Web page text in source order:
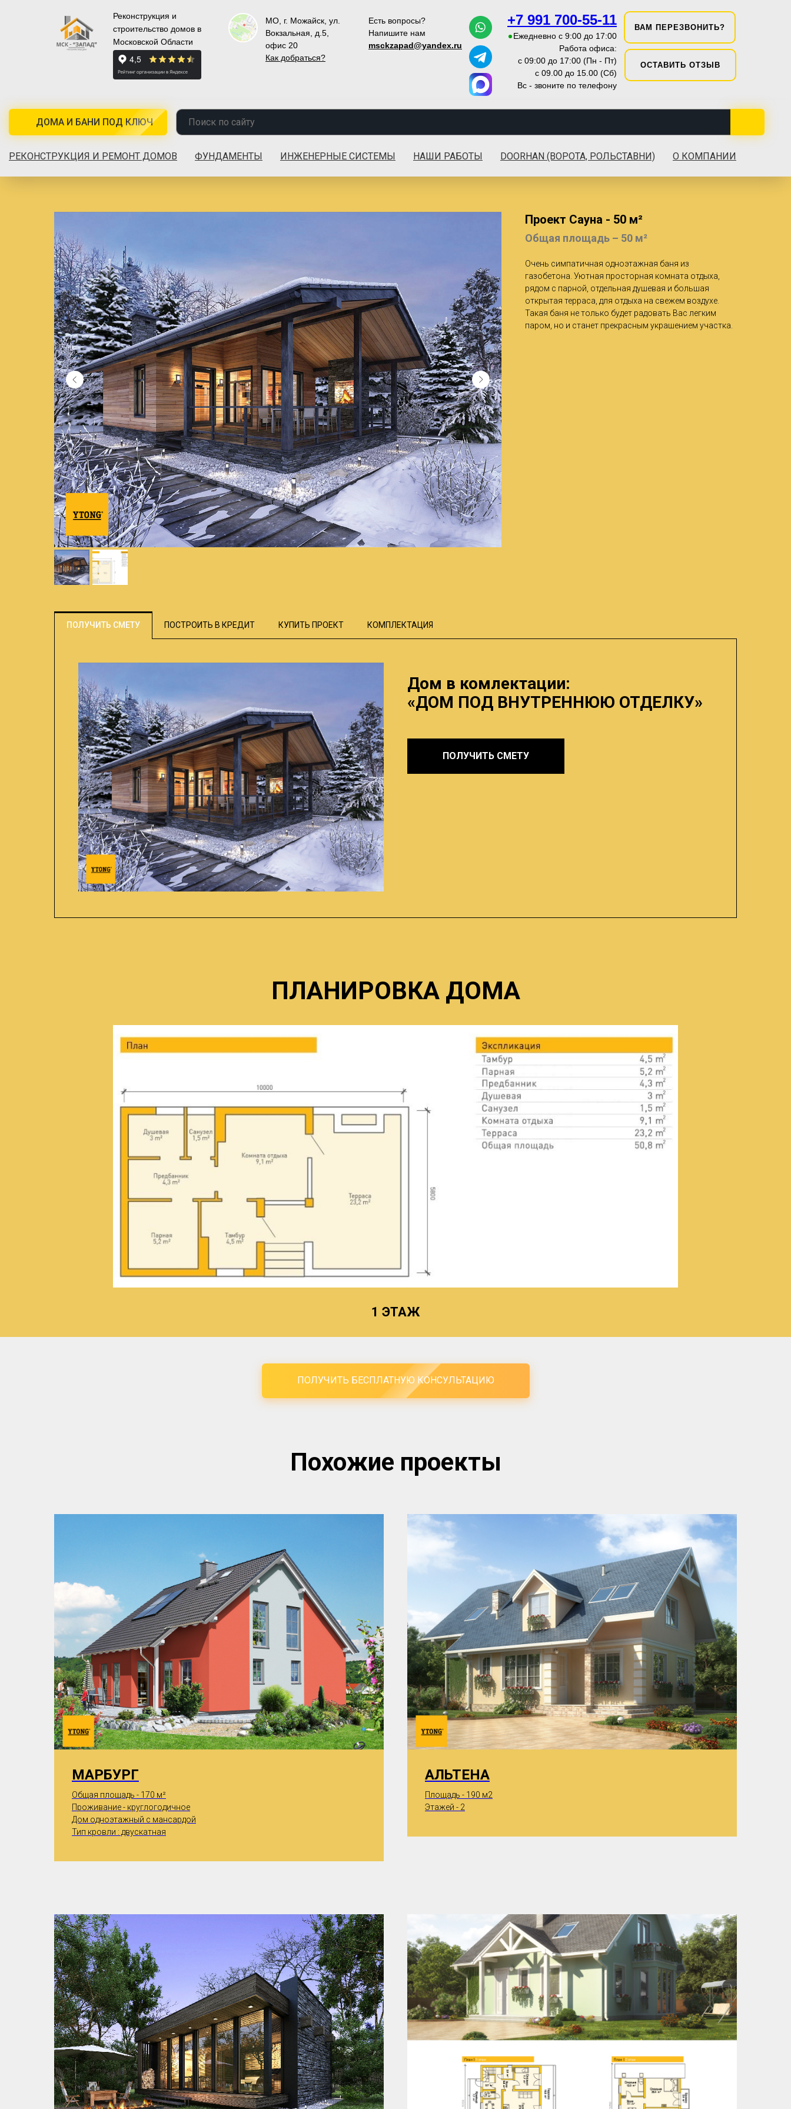
+7 991 700-55-11
Ежедневно с 9:00 до 17:00
Работа офиса:
с 09:00 до 17:00 (Пн - Пт)
с 09.00 до 15.00 (Сб)
Вс - звоните по телефону
Реконструкция и
строительство домов в
Московской Области
МО, г. Можайск, ул.
Вокзальная, д.5,
офис 20
Как добраться?
ВАМ ПЕРЕЗВОНИТЬ?
Есть вопросы?
Напишите нам
msckzapad@yandex.ru
ОСТАВИТЬ ОТЗЫВ
ДОМА И БАНИ ПОД КЛЮЧ
РЕКОНСТРУКЦИЯ И РЕМОНТ ДОМОВ ФУНДАМЕНТЫ ИНЖЕНЕРНЫЕ СИСТЕМЫ НАШИ РАБОТЫ DOORHAN (ВОРОТА, РОЛЬСТАВНИ) О КОМПАНИИ
Проект Сауна - 50 м²
Общая площадь – 50 м²
Очень симпатичная одноэтажная баня из
газобетона. Уютная просторная комната отдыха,
рядом с парной, отдельная душевая и большая
открытая терраса, для отдыха на свежем воздухе.
Такая баня не только будет радовать Вас легким
паром, но и станет прекрасным украшением участка.
ПОЛУЧИТЬ СМЕТУ ПОСТРОИТЬ В КРЕДИТ КУПИТЬ ПРОЕКТ КОМПЛЕКТАЦИЯ
Дом в комлектации:
«ДОМ ПОД ВНУТРЕННЮЮ ОТДЕЛКУ»
ПОЛУЧИТЬ СМЕТУ
ПЛАНИРОВКА ДОМА
1 ЭТАЖ
ПОЛУЧИТЬ БЕСПЛАТНУЮ КОНСУЛЬТАЦИЮ
Похожие проекты
МАРБУРГ
Общая площадь - 170 м²
Проживание - круглогодичное
Дом одноэтажный с мансардой
Тип кровли : двускатная
АЛЬТЕНА
Площадь - 190 м2
Этажей - 2